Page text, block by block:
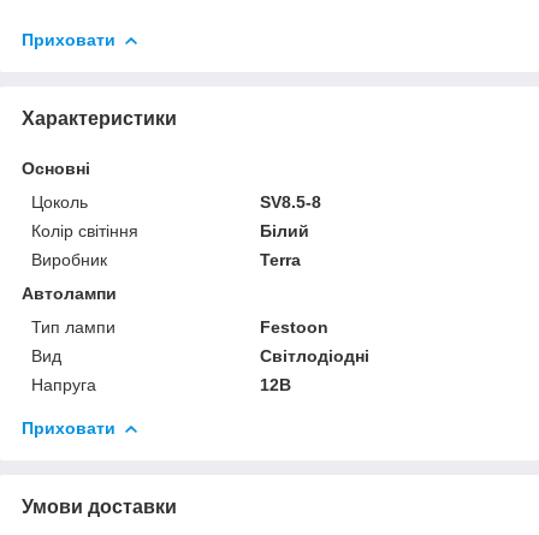
Приховати
Характеристики
Основні
Цоколь
SV8.5-8
Колір світіння
Білий
Виробник
Terra
Автолампи
Тип лампи
Festoon
Вид
Світлодіодні
Напруга
12В
Приховати
Умови доставки